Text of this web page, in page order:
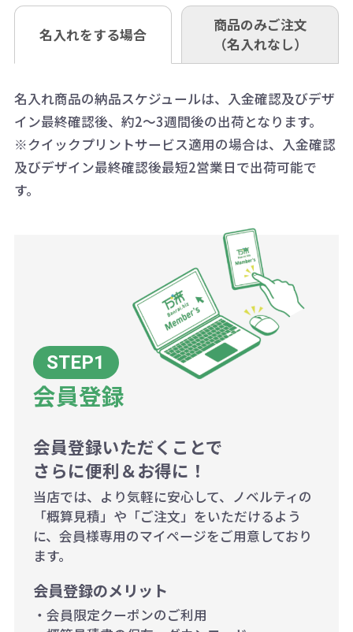
お問合せ先
AM10:00～PM5:00（土・日・祝日を
除く平日）
同じ版で多くの数量を印刷すると、1
個当たりの印刷代単価がお安くなり
一方、数量が少なく一定数に満たな
い場合は、単価計算ではなく、印刷
代の基本料金を一式頂戴する場合が
商品や印刷方法によって異なります
ので、予めご了承ください。
例：200個未満（1式：18,000円）
200個~499個の場合：42円（1個
当たり）
500個~999個の場合：35円（1個
1,000個以上：28円（1個当た
り）
※振り込み手数料はお客さま負担と
なりますのでご注意ください。
あれば、午前中までにご注文とご入
金いただければ翌日着でお送りする
お急ぎの場合、ご相談ください。最
大限努力いたします。
も複数ヶ所への納品の場合、別途送
料頂戴する場合がございます。
詳細はこちらご確認ください。
配送について
名入れをする場合
商品のみご注文
（名入れなし）
名入れ商品の納品スケジュールは、入金確認及びデザ
イン最終確認後、約2～3週間後の出荷となります。
※クイックプリントサービス適用の場合は、入金確認
及びデザイン最終確認後最短2営業日で出荷可能で
す。
会員登録
会員登録いただくことで
さらに便利＆お得に！
当店では、より気軽に安心して、ノベルティの
「概算見積」や「ご注文」をいただけるよう
に、会員様専用のマイページをご用意しており
ます。
会員登録のメリット
・会員限定クーポンのご利用